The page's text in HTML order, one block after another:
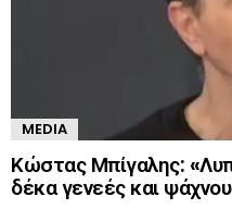
MEDIA
Κώστας Μπίγαλης:
δέκα γενεές και